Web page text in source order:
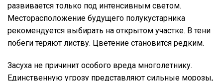
развивается только под интенсивным светом.
Месторасположение будущего полукустарника
рекомендуется выбирать на открытом участке. В тени
побеги теряют листву. Цветение становится редким.
Засуха не причинит особого вреда многолетнику.
Единственную угрозу представляют сильные морозы,